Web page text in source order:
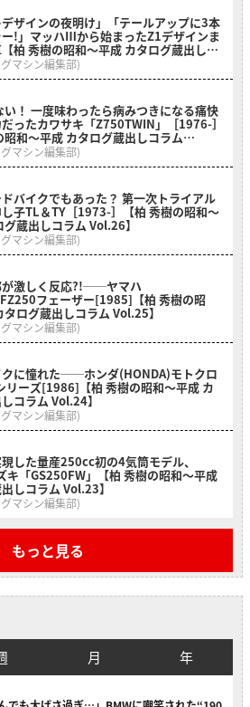
デザインの夜明け」「テールアップに3本
!」マッハⅢから始まったZ1デザインま
柏 秀樹の昭和〜平成 カタログ蔵出しコ
】マシン編集部)
！ 一度味わったら病みつきになる痛快
ったカワサキ「Z750TWIN」［1976-］
昭和〜平成 カタログ蔵出しコラム
マシン編集部)
バイクでもあった？ 第一次トライアル
子TL＆TY［1973-］【柏 秀樹の昭和〜
蔵出しコラム Vol.26】
マシン編集部)
が激しく反応?!──ヤマハ
フェーザー[1985]【柏 秀樹の昭
ログ蔵出しコラム Vol.25】
マシン編集部)
クに憧れた──ホンダ(HONDA)モトクロ
リーズ[1986]【柏 秀樹の昭和～平成 カ
コラム Vol.24】
マシン編集部)
現した量産250cc初の4気筒モデル、
キ「GS250FW」【柏 秀樹の昭和～平成
しコラム Vol.23】
マシン編集部)
もっと見る
月 年